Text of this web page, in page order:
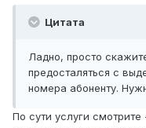
Цитата
Ладно, просто
предосталяться с
номера абоненту.
По сути услуги